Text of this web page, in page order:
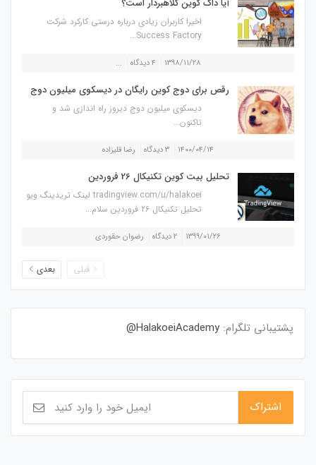
آیا داگ کوین کلاهبردار است؟
اخیرا کاربران زیادی درباره درستی کارکرد شرکت
Success Factory...
۱۳۹۸/۱۱/۲۸ ۴ دیدگاه ...
رقص برای دوج کوین رایگان در دیسکوی میلیون دوج
دیسکوی میلیون دوج دیروز راه اندازی شد و
تاکنون...
۱۴۰۰/۰۴/۱۴ ۳ دیدگاه رضا قلیزاده
تحلیل بیت کوین تکنیکال 26 فروردین
tradingview.com/u/halakoei لینک تریدینگ ویو
تحلیل تکنیکال 26 فروردین سلام...
۱۳۹۹/۰۱/۲۶ ۲ دیدگاه رضوان حقوردی
قبلی بعدی
پشتیبانی تلگرام: HalakoeiAcademy@